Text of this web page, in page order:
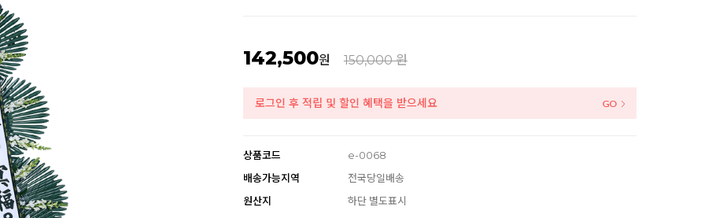
142,500원 150,000 원
로그인 후 적립 및 할인 혜택을 받으세요
상품코드
e-0068
배송가능지역
전국당일배송
원산지
하단 별도표시